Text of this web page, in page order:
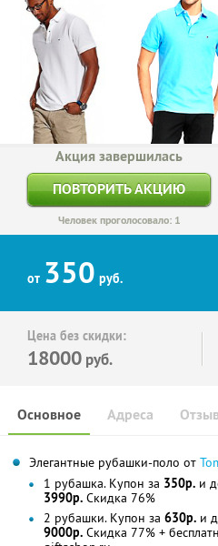
Акция завершилась
ПОВТОРИТЬ АКЦИЮ
Человек проголосовало: 1
от 350 руб.
Цена без скидки:
18000 руб.
Основное Адреса
Элегантные рубашки-поло от
1 рубашка. Купон за 350р. и
3990р. Скидка 76%
2 рубашки. Купон за 630р. и
9000р. Скидка 77% +